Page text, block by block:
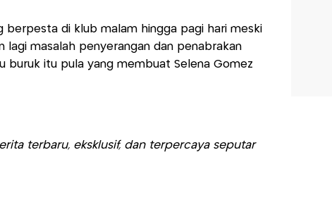
berpesta di klub malam hingga pagi hari meski
lagi masalah penyerangan dan penabrakan
buruk itu pula yang membuat Selena Gomez
terbaru, eksklusif, dan terpercaya seputar